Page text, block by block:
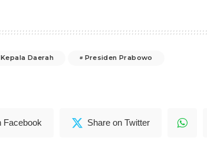
Daerah
Presiden Prabowo
Facebook Share on Twitter